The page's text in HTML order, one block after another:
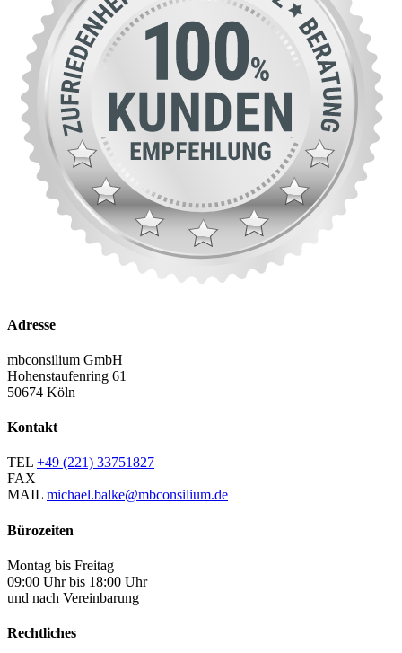
Adresse
mbconsilium GmbH
Hohenstaufenring 61
50674 Köln
Kontakt
TEL +49 (221) 33751827
FAX
MAIL michael.balke@mbconsilium.de
Bürozeiten
Montag bis Freitag
09:00 Uhr bis 18:00 Uhr
und nach Vereinbarung
Rechtliches